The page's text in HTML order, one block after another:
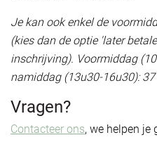
Je kan ook enkel de
(kies dan de optie 'later
inschrijving). Voormiddag
namiddag (13u30-16u30): 37
Vragen?
Contacteer ons, we helpen je